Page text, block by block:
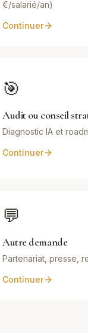
€/salarié/an)
Continuer
🎯
Audit ou conseil
Diagnostic IA et
Continuer
💬
Autre demande
Partenariat, presse,
Continuer